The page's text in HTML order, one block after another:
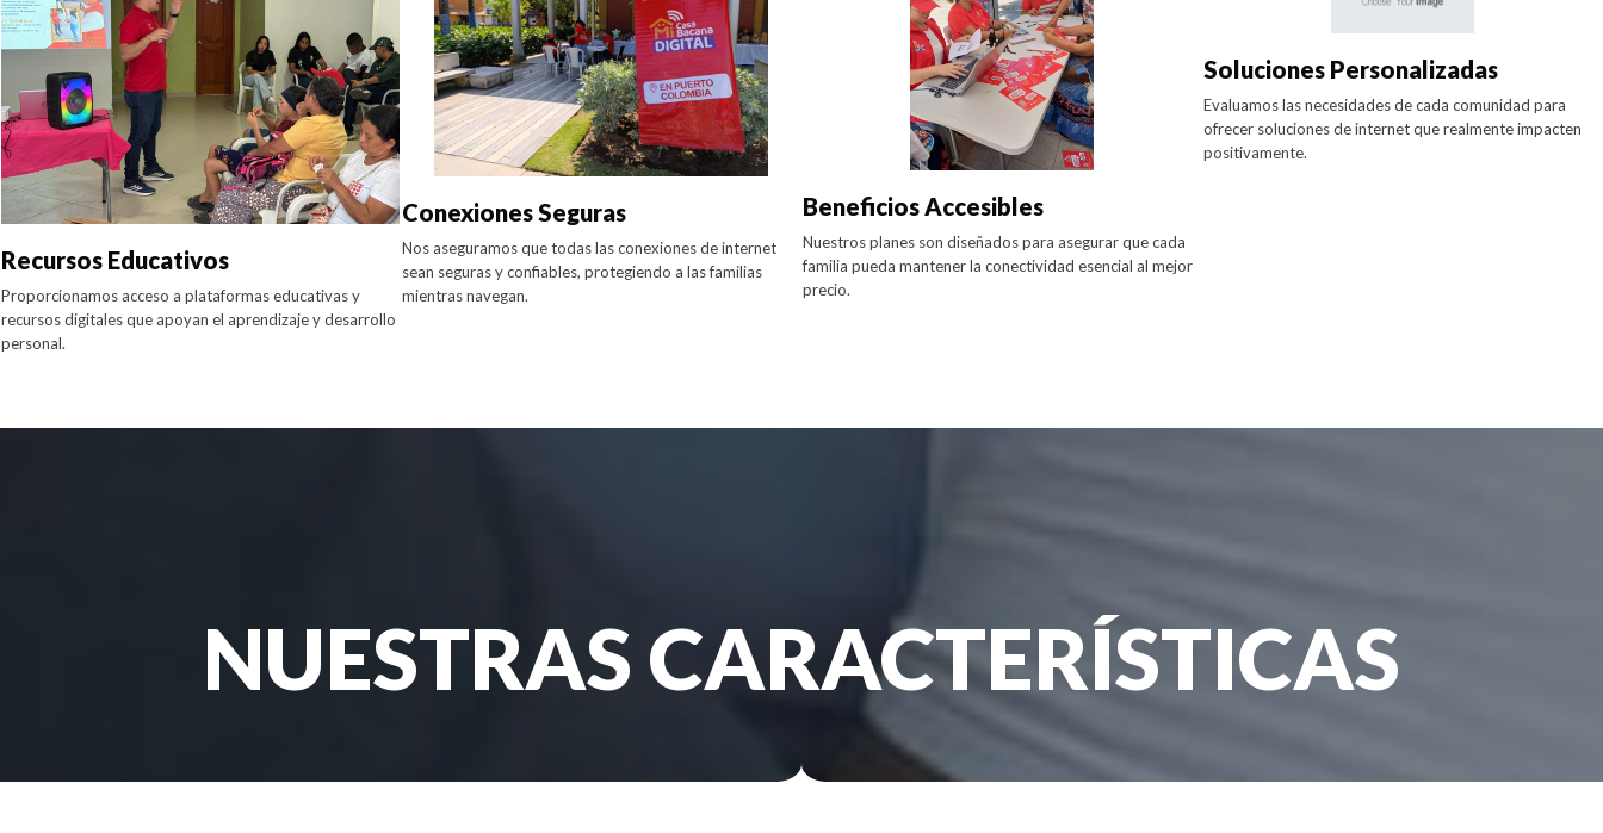
Recursos Educativos
Proporcionamos acceso a plataformas educativas y
recursos digitales que apoyan el aprendizaje y desarrollo
personal.
Conexiones Seguras
Nos aseguramos que todas las conexiones de internet
sean seguras y confiables, protegiendo a las familias
mientras navegan.
Beneficios Accesibles
Nuestros planes son diseñados para asegurar que cada
familia pueda mantener la conectividad esencial al mejor
precio.
Soluciones Personalizadas
Evaluamos las necesidades de cada comunidad para
ofrecer soluciones de internet que realmente impacten
positivamente.
NUESTRAS CARACTERÍSTICAS